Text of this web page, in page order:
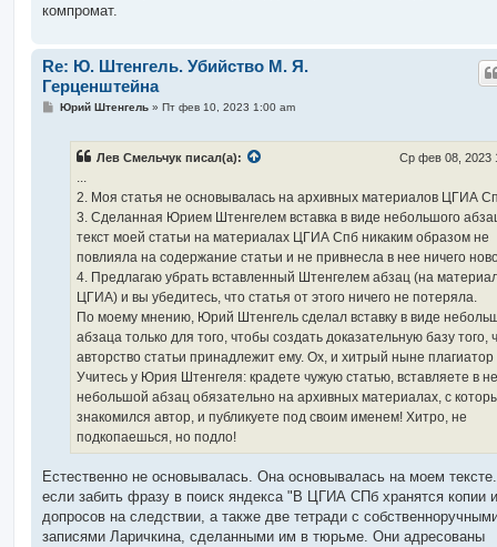
компромат.
Re: Ю. Штенгель. Убийство М. Я.
Герценштейна
СЮрий Штенгель» Пт фев 10, 2023 1:00 am
Лев Смельчук писал(а): Ср фев 08, 2023
2. Моя статья не основывалась на архивных материалов ЦГИА
3. Сделанная Юрием Штенгелем вставка в виде небольшого
текст моей статьи на материалах ЦГИА Спб никаким образом не
повлияла на содержание статьи и не привнесла в нее ничего
4. Предлагаю убрать вставленный Штенгелем абзац (на
ЦГИА) и вы убедитесь, что статья от этого ничего не потеряла.
По моему мнению, Юрий Штенгель сделал вставку в виде
абзаца только для того, чтобы создать доказательную базу того,
авторство статьи принадлежит ему. Ох, и хитрый ныне
Учитесь у Юрия Штенгеля: крадете чужую статью, вставляете в
небольшой абзац обязательно на архивных материалах, с
знакомился автор, и публикуете под своим именем! Хитро, не
подкопаешься, но подло!
Естественно не основывалась. Она основывалась на моем
если забить фразу в поиск яндекса "В ЦГИА СПб хранятся копии
допросов на следствии, а также две тетради с
записями Ларичкина, сделанными им в тюрьме. Они адресованы